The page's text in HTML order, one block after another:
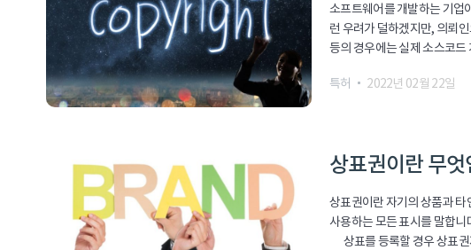
소프트웨어를 개발하는 기업
런 우려가 덜하겠지만, 의뢰
등의 경우에는 실제 소스코
특허 2022년 02월 22일
상표권이란 무엇
상표권이란 자기의 상품과 타
사용하는 모든 표시를 말합
상표를 등록할 경우 상표